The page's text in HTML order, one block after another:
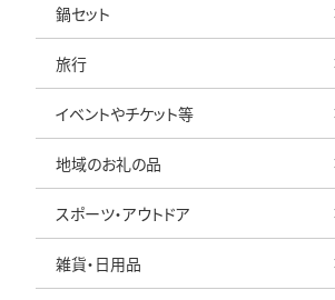
鍋セット
旅行
イベントやチケット等
地域のお礼の品
スポーツ・アウトドア
雑貨・日用品